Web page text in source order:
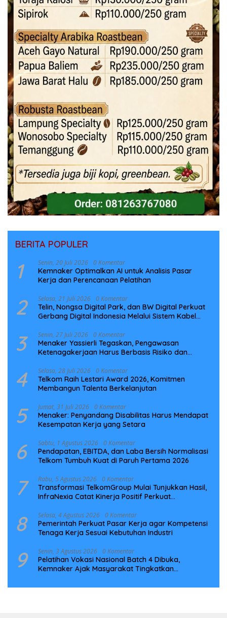
BERITA POPULER
1 Senin, 20 Juli 2026 0 Komentar
Kemnaker Optimalkan AI untuk Analisis Pasar
Kerja dan Perencanaan Pelatihan
2 Selasa, 21 Juli 2026 0 Komentar
Telin, Nongsa Digital Park, dan BW Digital Perkuat
Gerbang Digital Indonesia Melalui Sistem Kabel
3 Senin, 27 Juli 2026 0 Komentar
Menaker Yassierli Tegaskan, Pengawasan
Ketenagakerjaan Harus Berbasis Risiko dan
4 Selasa, 28 Juli 2026 0 Komentar
Telkom Raih Lestari Award 2026, Komitmen
Membangun Talenta Berkelanjutan
5 Jumat, 31 Juli 2026 0 Komentar
Menaker: Penyandang Disabilitas Harus Mendapat
Kesempatan Kerja yang Setara
6 Sabtu, 1 Agustus 2026 0 Komentar
Pendapatan, EBITDA, dan Laba Bersih Normalisasi
Telkom Tumbuh Kuat di Paruh Pertama 2026
7 Rabu, 5 Agustus 2026 0 Komentar
Transformasi TelkomGroup Mulai Tunjukkan Hasil,
InfraNexia Catat Kinerja Positif Perkuat
8 Selasa, 4 Agustus 2026 0 Komentar
Pemerintah Perkuat Pasar Kerja agar Kompetensi
Tenaga Kerja Sesuai Kebutuhan Industri
9 Senin, 3 Agustus 2026 0 Komentar
Pelatihan Vokasi Nasional Batch 4 Dibuka,
Kemnaker Ajak Masyarakat Tingkatkan